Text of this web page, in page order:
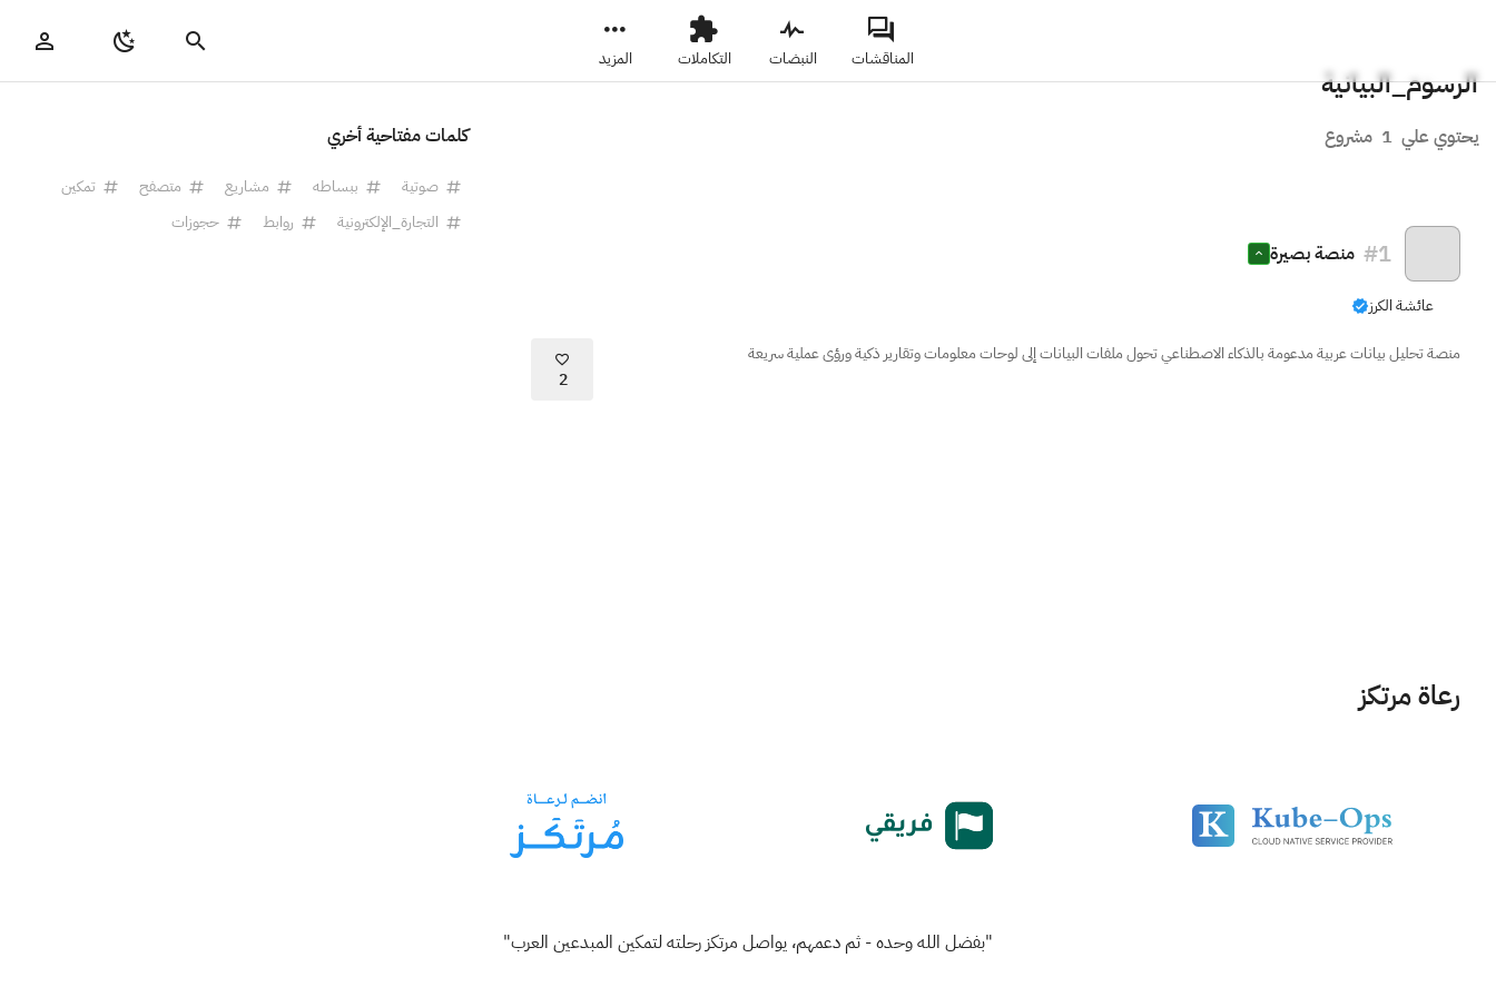
المناقشات النبضات التكاملات المزيد
الرسوم_البيانية
يحتوي علي 1 مشروع
#1 منصة بصيرة
عائشة الكرز
منصة تحليل بيانات عربية مدعومة بالذكاء الاصطناعي تحول ملفات البيانات إلى لوحات معلومات وتقارير ذكية ورؤى عملية سريعة
2
كلمات مفتاحية أخري
صوتية ببساطه مشاريع متصفح
تمكين
التجارة_الإلكترونية
روابط حجوزات
رعاة مرتكز
"بفضل الله وحده - ثم دعمهم، يواصل مرتكز رحلته لتمكين المبدعين العرب"